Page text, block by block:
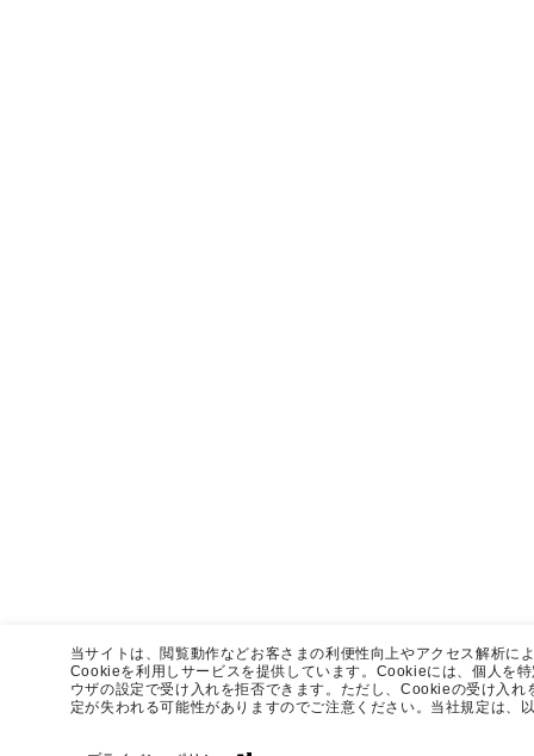
当サイトは、閲覧動作などお客さまの利便性向上やアクセス解析に
Cookieを利用しサービスを提供しています。Cookieには、個人を
ウザの設定で受け入れを拒否できます。ただし、Cookieの受け入
定が失われる可能性がありますのでご注意ください。当社規定は、